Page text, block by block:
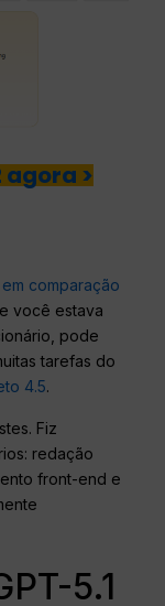
agora >
comparação
você estava
pode
tarefas do
4.5.
Fiz
redação
front-end e
5.1